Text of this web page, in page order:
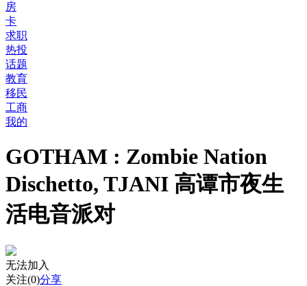
房
卡
求职
热投
话题
教育
移民
工商
我的
GOTHAM : Zombie Nation
Dischetto, TJANI 高谭市夜生
活电音派对
无法加入
关注(0)分享